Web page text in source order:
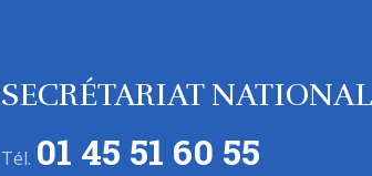
SECRÉTARIAT NATIONAL
Tél. 01 45 51 60 55